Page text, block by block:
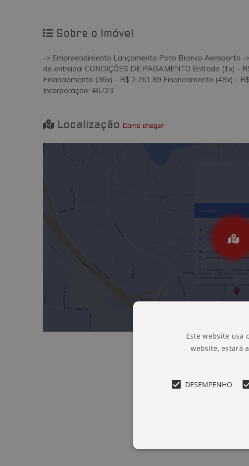
Sobre o Imóvel
-> Empreendimento Lançamento Pato Branco Aeroporto -
de entrada! CONDIÇÕES DE PAGAMENTO Entrada (1x) -
Financiamento (36x) - R$ 2.761,89 Financiamento (48x) -
Incorporação: 46723
Localização Como chegar
Este website usa
website, estará
DESEMPENHO